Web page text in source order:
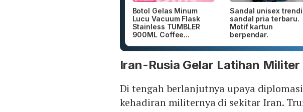
Botol Gelas Minum
Lucu Vacuum Flask
Stainless TUMBLER
900ML Coffee...
Sandal unisex trendi,
sandal pria terbaru.
Motif kartun
berpendar.
Iran-Rusia Gelar Latihan Militer
Di tengah berlanjutnya upaya
kehadiran militernya di sekitar Iran.